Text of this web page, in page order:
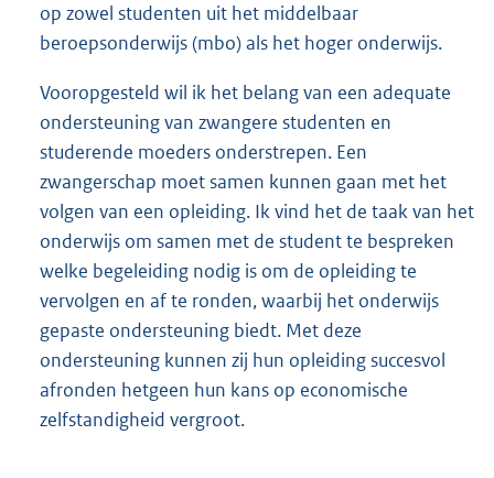
op zowel studenten uit het middelbaar
beroepsonderwijs (mbo) als het hoger onderwijs.
Vooropgesteld wil ik het belang van een adequate
ondersteuning van zwangere studenten en
studerende moeders onderstrepen. Een
zwangerschap moet samen kunnen gaan met het
volgen van een opleiding. Ik vind het de taak van het
onderwijs om samen met de student te bespreken
welke begeleiding nodig is om de opleiding te
vervolgen en af te ronden, waarbij het onderwijs
gepaste ondersteuning biedt. Met deze
ondersteuning kunnen zij hun opleiding succesvol
afronden hetgeen hun kans op economische
zelfstandigheid vergroot.